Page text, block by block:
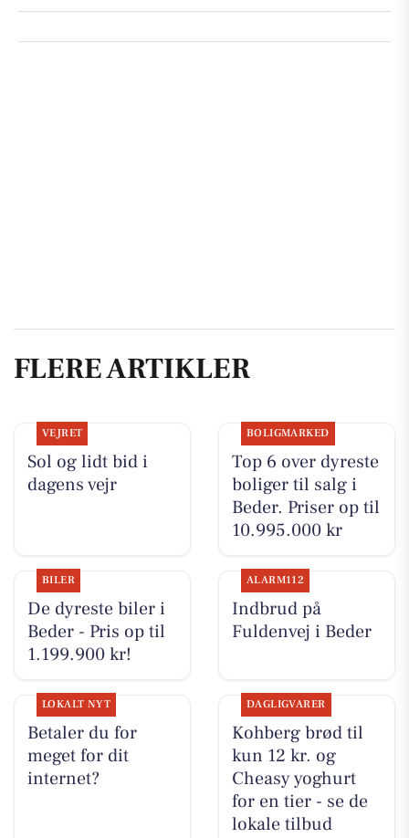
FLERE ARTIKLER
VEJRET
Sol og lidt bid i
dagens vejr
BOLIGMARKED
Top 6 over dyreste
boliger til salg i
Beder. Priser op til
10.995.000 kr
BILER
De dyreste biler i
Beder - Pris op til
1.199.900 kr!
ALARM112
Indbrud på
Fuldenvej i Beder
LOKALT NYT
Betaler du for
meget for dit
internet?
DAGLIGVARER
Kohberg brød til
kun 12 kr. og
Cheasy yoghurt
for en tier - se de
lokale tilbud